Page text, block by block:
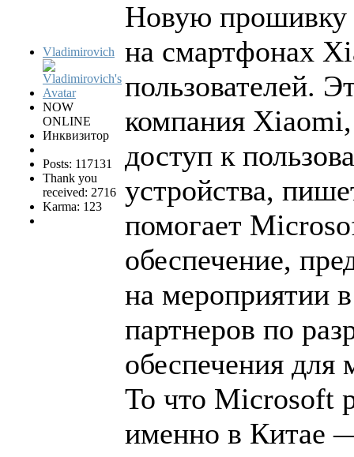
Vladimirovich
NOW
ONLINE
Инквизитор
Posts: 117131
Thank you
received: 2716
Karma: 123
Новую прошивку
на смартфонах
пользователей.
компания
доступ к
устройства,
помогает
обеспечение,
на мероприятии
партнеров по
обеспечения для
То что Microsoft
именно в Китае